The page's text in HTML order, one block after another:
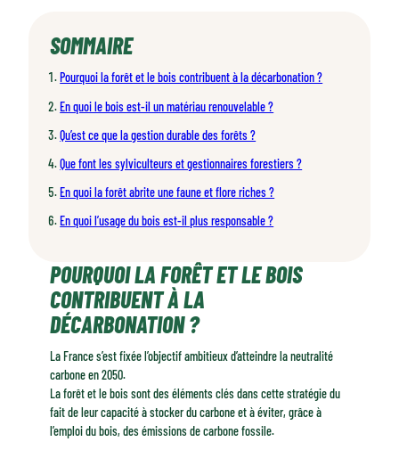
SOMMAIRE
Pourquoi la forêt et le bois contribuent à la décarbonation ?
En quoi le bois est-il un matériau renouvelable ?
Qu’est ce que la gestion durable des forêts ?
Que font les sylviculteurs et gestionnaires forestiers ?
En quoi la forêt abrite une faune et flore riches ?
En quoi l’usage du bois est-il plus responsable ?
POURQUOI LA FORÊT ET LE BOIS
CONTRIBUENT À LA
DÉCARBONATION ?
La France s’est fixée l’objectif ambitieux d’atteindre la neutralité
carbone en 2050.
La forêt et le bois sont des éléments clés dans cette stratégie du
fait de leur capacité à stocker du carbone et à éviter, grâce à
l’emploi du bois, des émissions de carbone fossile.